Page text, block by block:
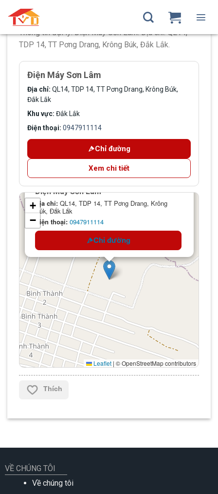
Thông tin đại lý: Điện Máy Sơn Lâm. Địa chỉ: QL14,
TDP 14, TT Pơng Drang, Krông Búk, Đắk Lắk.
Điện Máy Sơn Lâm
Địa chỉ: QL14, TDP 14, TT Pơng Drang, Krông Búk,
Đắk Lắk
Khu vực: Đắk Lắk
Điện thoại: 0947911114
Chỉ đường
Xem chi tiết
Điện Máy Sơn Lâm
Địa chỉ: QL14, TDP 14, TT Pơng Drang, Krông
Búk, Đắk Lắk
Điện thoại: 0947911114
Chỉ đường
×
+
−
Leaflet | © OpenStreetMap contributors
Thích
VỀ CHÚNG TÔI
Về chúng tôi